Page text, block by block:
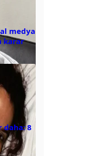
medya
karar
daha: 8